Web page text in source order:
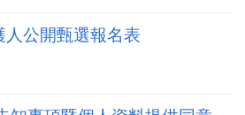
人公開甄選報名表